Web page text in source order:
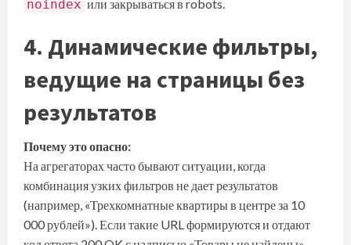
noindex или закрываться в robots.
4. Динамические фильтры,
ведущие на страницы без
результатов
Почему это опасно:
На агрегаторах часто бывают ситуации, когда
комбинация узких фильтров не дает результатов
(например, «Трехкомнатные квартиры в центре за 10
000 рублей»). Если такие URL формируются и отдают